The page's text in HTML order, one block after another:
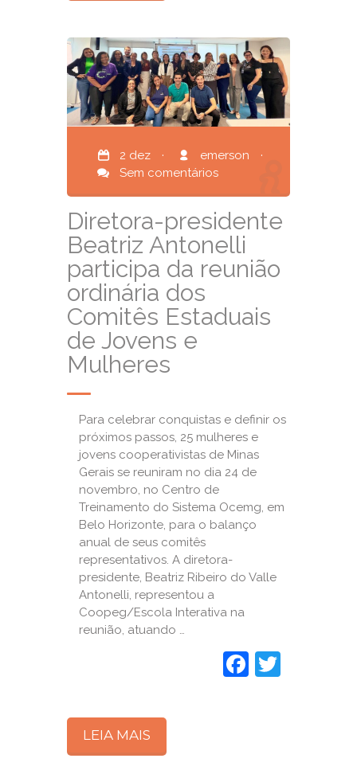
2 dez · emerson
·
Sem comentários
Diretora-presidente
Beatriz Antonelli
participa da reunião
ordinária dos
Comitês Estaduais
de Jovens e
Mulheres
Para celebrar conquistas e definir os
próximos passos, 25 mulheres e
jovens cooperativistas de Minas
Gerais se reuniram no dia 24 de
novembro, no Centro de
Treinamento do Sistema Ocemg, em
Belo Horizonte, para o balanço
anual de seus comitês
representativos. A diretora-
presidente, Beatriz Ribeiro do Valle
Antonelli, representou a
Coopeg/Escola Interativa na
reunião, atuando …
LEIA MAIS